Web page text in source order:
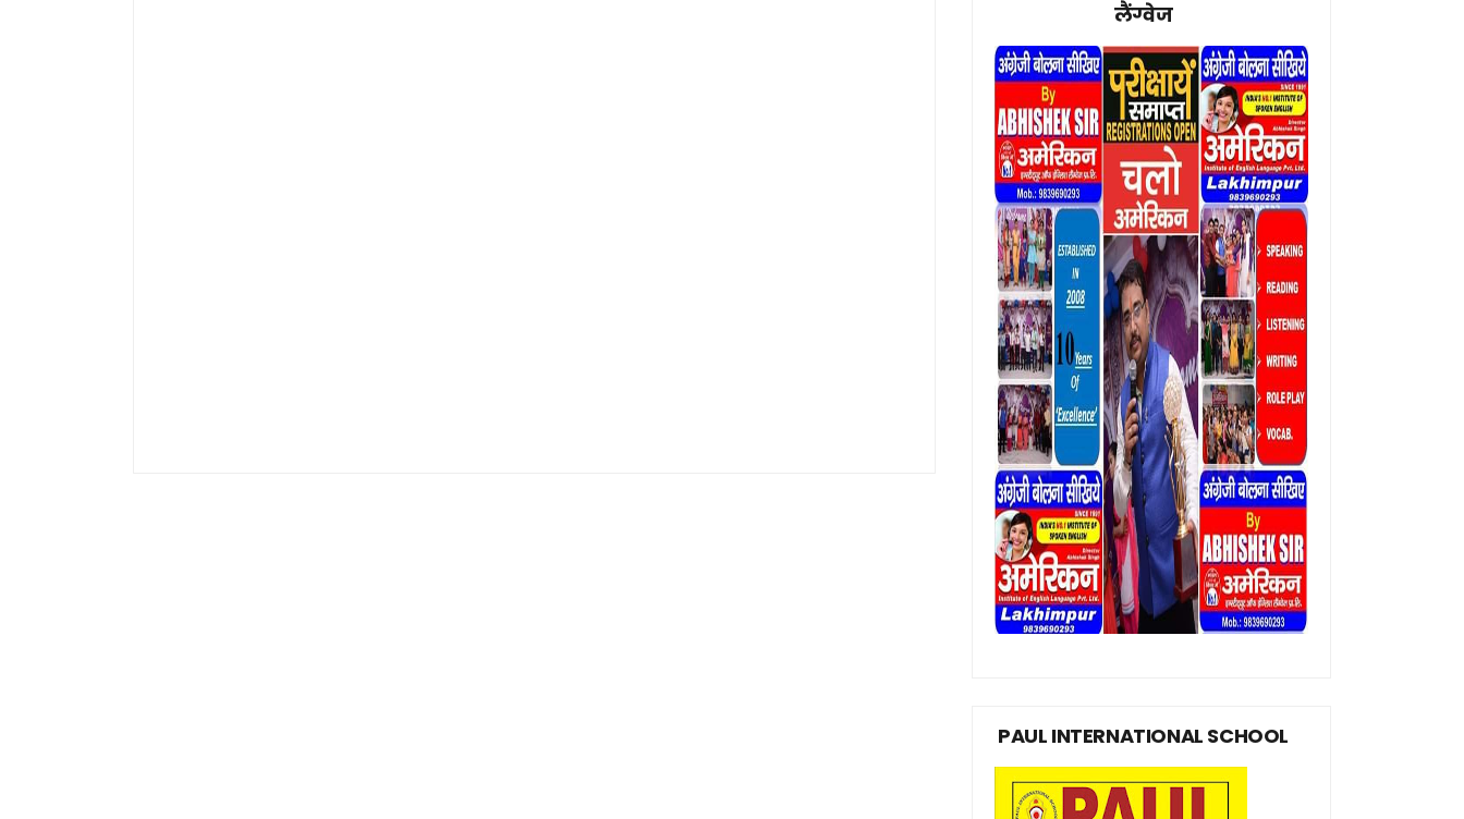
लैंग्वेज
PAUL INTERNATIONAL SCHOOL